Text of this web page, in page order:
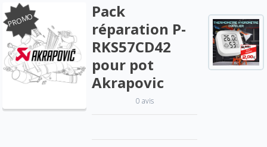
PROMO
Pack
réparation P-
RKS57CD42
pour pot
Akrapovic
0 avis